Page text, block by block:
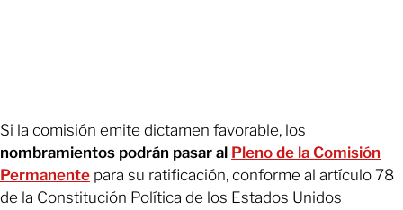
Si la comisión emite dictamen favorable, los
nombramientos podrán pasar al Pleno de la Comisión
Permanente para su ratificación, conforme al artículo 78
de la Constitución Política de los Estados Unidos